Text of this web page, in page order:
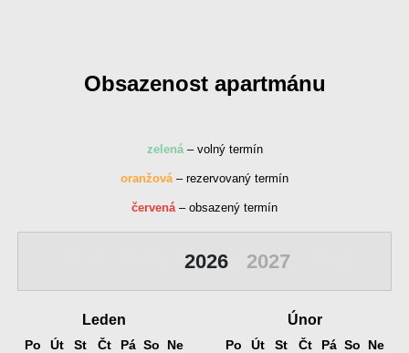
Obsazenost apartmánu
zelená– volný termín
oranžová– rezervovaný termín
červená– obsazený termín
2026 2027
Leden
Po Út St Čt Pá So Ne
Únor
Po Út St Čt Pá So Ne